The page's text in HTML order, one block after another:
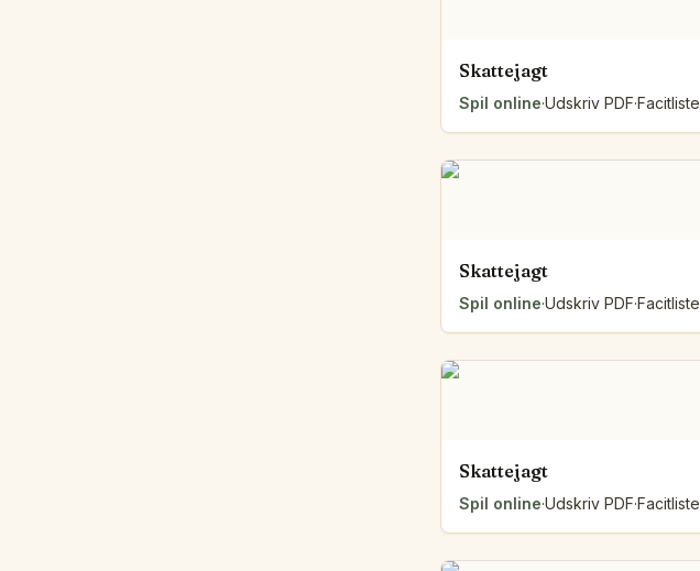
Skattejagt
Spil online·Udskriv PDF·Facitliste
Skattejagt
Spil online·Udskriv PDF·Facitliste
Skattejagt
Spil online·Udskriv PDF·Facitliste